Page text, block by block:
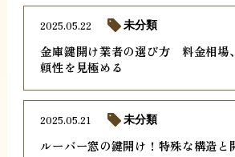
金庫鍵開け業者の選び方 料金相場
頼性を見極める
2025.05.22 未分類
ルーバー窓の鍵開け！特殊な構造と
2025.05.21 未分類